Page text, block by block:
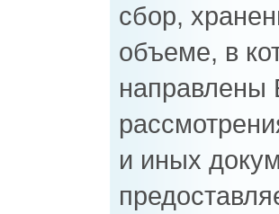
сбор,
объеме, в
направлены
и иных